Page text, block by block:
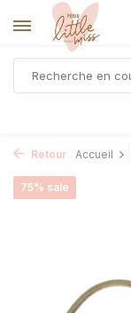
Retour Accueil
75% sale